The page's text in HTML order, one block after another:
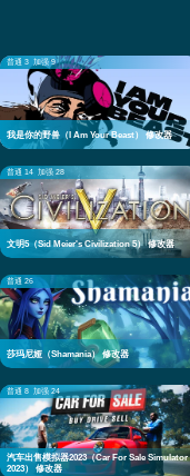
普通 3 加强 9
我是你的野兽（I Am Your Beast） 修改器
普通 14 加强 28
文明5（Sid Meier's Civilization 5） 修改器
普通 26
莎玛尼娅（Shamania） 修改器
普通 8 加强 24
汽车出售模拟器2023（Car For Sale Simulator
2023） 修改器